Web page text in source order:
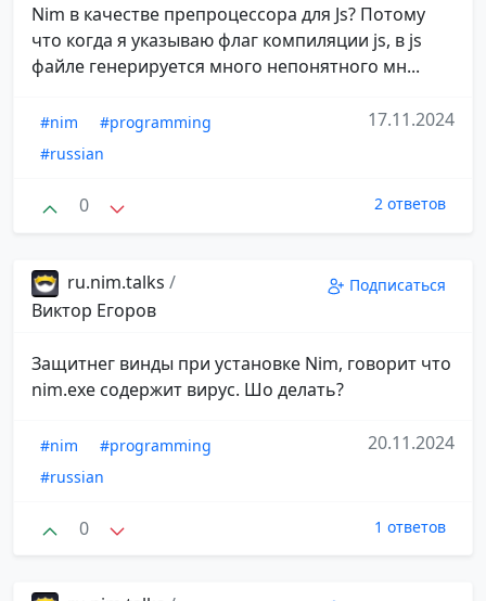
Nim в качестве препроцессора для Js? Потому
что когда я указываю флаг компиляции js, в js
файле генерируется много непонятного мн...
#nim
#programming
#russian
17.11.2024
0 2 ответов
ru.nim.talks /
Виктор Егоров
Подписаться
Защитнег винды при установке Nim, говорит что
nim.exe содержит вирус. Шо делать?
#nim
#programming
#russian
20.11.2024
0 1 ответов